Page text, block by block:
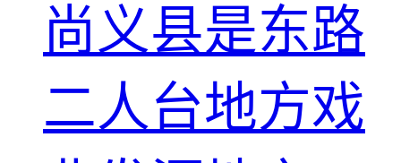
尚义县是东路
二人台地方戏